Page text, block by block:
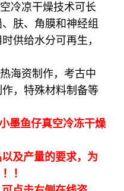
凉干燥技术可长
肤、角膜和神经组
供给水分可再生，
资制作，考古中
，特殊材料制备等
墨鱼仔真空冷冻干燥
及产量的要求，为
！！